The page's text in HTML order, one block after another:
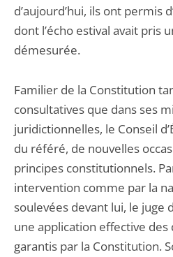
d’aujourd’hui, ils ont permis
dont l’écho estival avait pris
démesurée.
Familier de la Constitution
consultatives que dans ses
juridictionnelles, le Conseil
du référé, de nouvelles
principes constitutionnels.
intervention comme par la
soulevées devant lui, le juge
une application effective
garantis par la Constitution.